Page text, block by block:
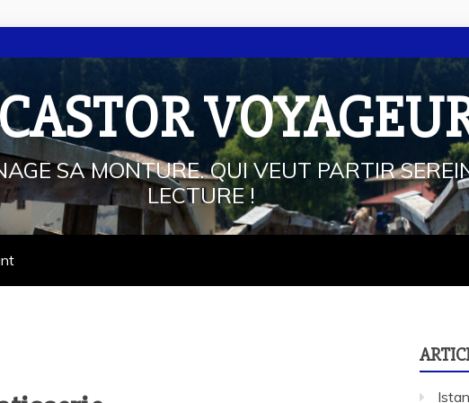
SA MONTURE. QUI VEUT PARTIR
LECTURE !